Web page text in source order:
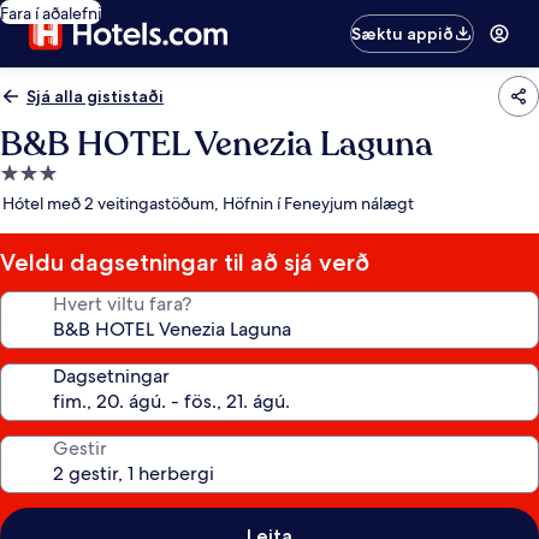
Fara í aðalefni
Sæktu appið
Sjá alla gististaði
B&B HOTEL Venezia Laguna
3.0
stjörnu
Hótel með 2 veitingastöðum, Höfnin í Feneyjum nálægt
Veldu dagsetningar til að sjá verð
Hvert viltu fara?
Dagsetningar
Gestir